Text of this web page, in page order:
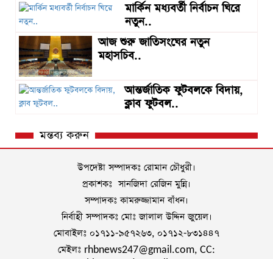
মার্কিন মধ্যবর্তী নির্বাচন ঘিরে
নতুন..
আজ শুরু জাতিসংঘের নতুন
মহাসচিব..
আন্তর্জাতিক ফুটবলকে বিদায়,
ক্লাব ফুটবল..
মন্তব্য করুন
উপদেষ্টা সম্পাদকঃ রোমান চৌধুরী।
প্রকাশকঃ সানজিদা রেজিন মুন্নি।
সম্পাদকঃ কামরুজ্জামান বাঁধন।
নির্বাহী সম্পাদকঃ মোঃ জালাল উদ্দিন জুয়েল।
মোবাইলঃ ০১৭১১-৯৫৭২৬৩, ০১৭১২-৮৩১৪৪৭
মেইলঃ rhbnews247@gmail.com, CC: